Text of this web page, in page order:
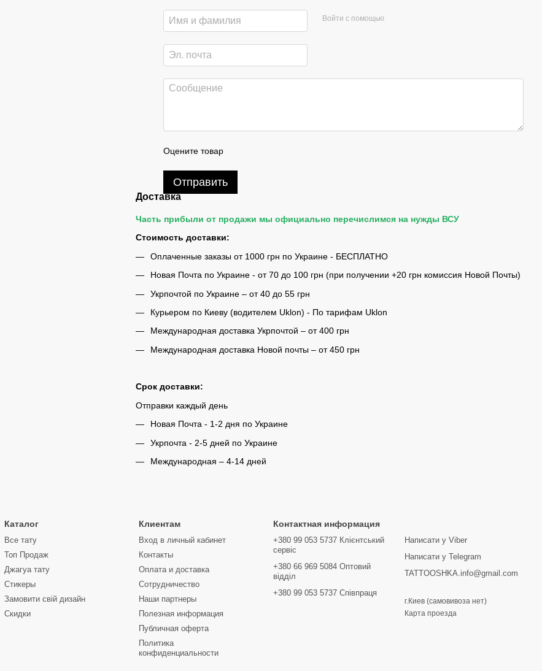
Войти с помощью
Оцените товар
Отправить
Доставка
Часть прибыли от продажи мы официально перечислимся на нужды ВСУ
Стоимость доставки:
Оплаченные заказы от 1000 грн по Украине - БЕСПЛАТНО
Новая Почта по Украине - от 70 до 100 грн (при получении +20 грн комиссия Новой Почты)
Укрпочтой по Украине – от 40 до 55 грн
Курьером по Киеву (водителем Uklon) - По тарифам Uklon
Международная доставка Укрпочтой – от 400 грн
Международная доставка Новой почты – от 450 грн
Срок доставки:
Отправки каждый день
Новая Почта - 1-2 дня по Украине
Укрпочта - 2-5 дней по Украине
Международная – 4-14 дней
Каталог
Все тату
Топ Продаж
Джагуа тату
Стикеры
Замовити свій дизайн
Скидки
Клиентам
Вход в личный кабинет
Контакты
Оплата и доставка
Сотрудничество
Наши партнеры
Полезная информация
Публичная оферта
Политика
конфиденциальности
Контактная информация
+380 99 053 5737 Клієнтський
сервіс
+380 66 969 5084 Оптовий
відділ
+380 99 053 5737 Співпраця
Написати у Viber
Написати у Telegram
TATTOOSHKA.info@gmail.com
г.Киев (самовивоза нет)
Карта проезда